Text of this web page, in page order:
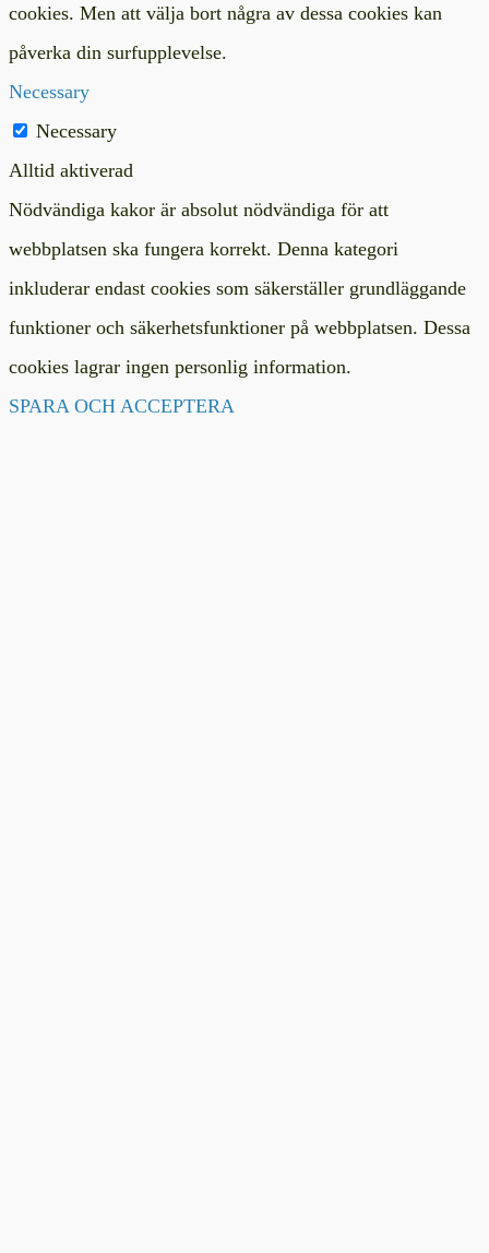
cookies. Men att välja bort några av dessa cookies kan
påverka din surfupplevelse.
Necessary
Necessary
Alltid aktiverad
Nödvändiga kakor är absolut nödvändiga för att
webbplatsen ska fungera korrekt. Denna kategori
inkluderar endast cookies som säkerställer grundläggande
funktioner och säkerhetsfunktioner på webbplatsen. Dessa
cookies lagrar ingen personlig information.
SPARA OCH ACCEPTERA